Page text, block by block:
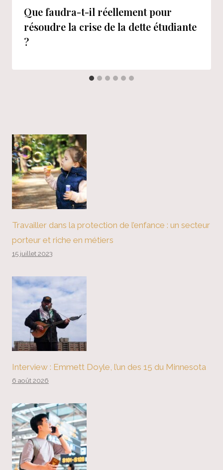
Que faudra-t-il réellement pour
résoudre la crise de la dette étudiante
?
Travailler dans la protection de l’enfance : un secteur
porteur et riche en métiers
15 juillet 2023
Interview : Emmett Doyle, l’un des 15 du Minnesota
6 août 2026